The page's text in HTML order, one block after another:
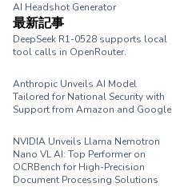
AI Headshot Generator
最新記事
DeepSeek R1-0528 supports local
tool calls in OpenRouter.
Anthropic Unveils AI Model
Tailored for National Security with
Support from Amazon and Google
NVIDIA Unveils Llama Nemotron
Nano VL AI: Top Performer on
OCRBench for High-Precision
Document Processing Solutions